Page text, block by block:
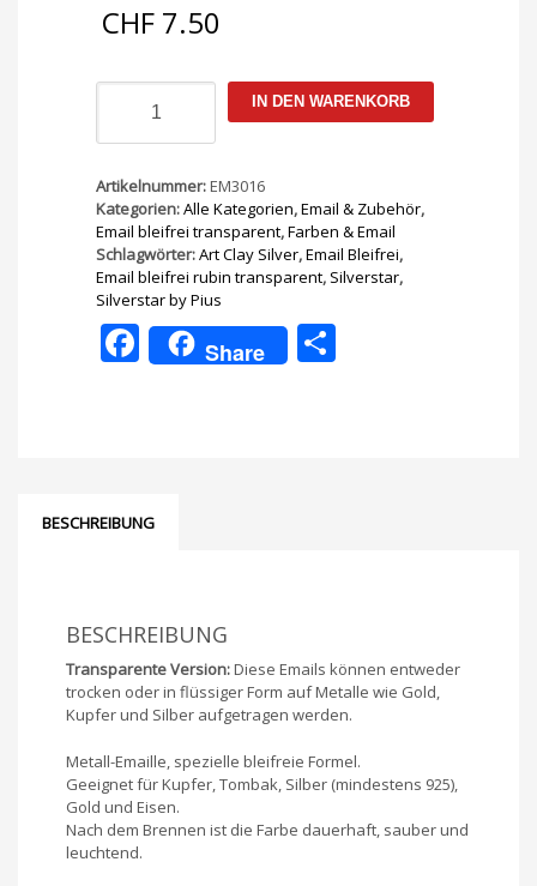
CHF 7.50
10g
Menge
IN DEN WARENKORB
Artikelnummer:EM3016
Kategorien:Alle Kategorien,Email & Zubehör,
Email bleifrei transparent,Farben & Email
Schlagwörter:Art Clay Silver,Email Bleifrei,
Email bleifrei rubin transparent, Silverstar,
Silverstar by Pius
Facebook
Share
BESCHREIBUNG
BESCHREIBUNG
Transparente Version:Diese Emails können entweder
trocken oder in flüssiger Form auf Metalle wie Gold,
Kupfer und Silber aufgetragen werden.
Metall-Emaille, spezielle bleifreie Formel.
Geeignet für Kupfer, Tombak, Silber (mindestens 925),
Gold und Eisen.
Nach dem Brennen ist die Farbe dauerhaft, sauber und
leuchtend.